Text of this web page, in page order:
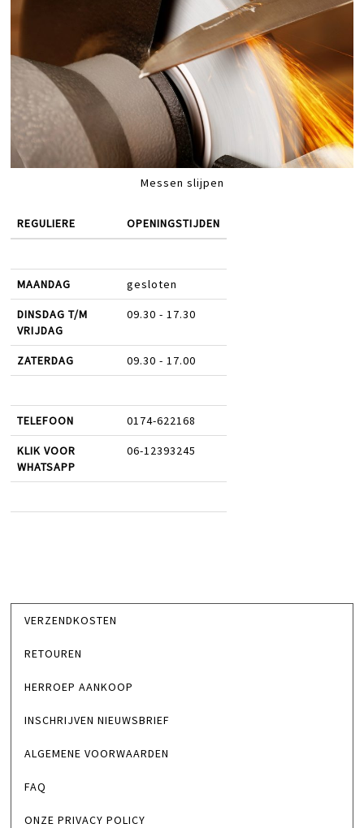
Messen slijpen
REGULIERE OPENINGSTIJDEN
MAANDAG gesloten
DINSDAG T/M
VRIJDAG
09.30 - 17.30
ZATERDAG 09.30 - 17.00
TELEFOON 0174-622168
KLIK VOOR
WHATSAPP
06-12393245
VERZENDKOSTEN
RETOUREN
HERROEP AANKOOP
INSCHRIJVEN NIEUWSBRIEF
ALGEMENE VOORWAARDEN
FAQ
ONZE PRIVACY POLICY